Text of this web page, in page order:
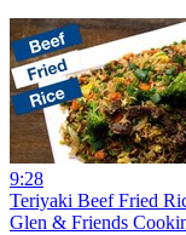
9:28
Teriyaki Beef Fried
Glen & Friends